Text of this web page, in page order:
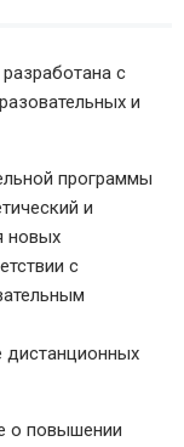
разработана с
и
программы
и
новых
с
дистанционных
о повышении